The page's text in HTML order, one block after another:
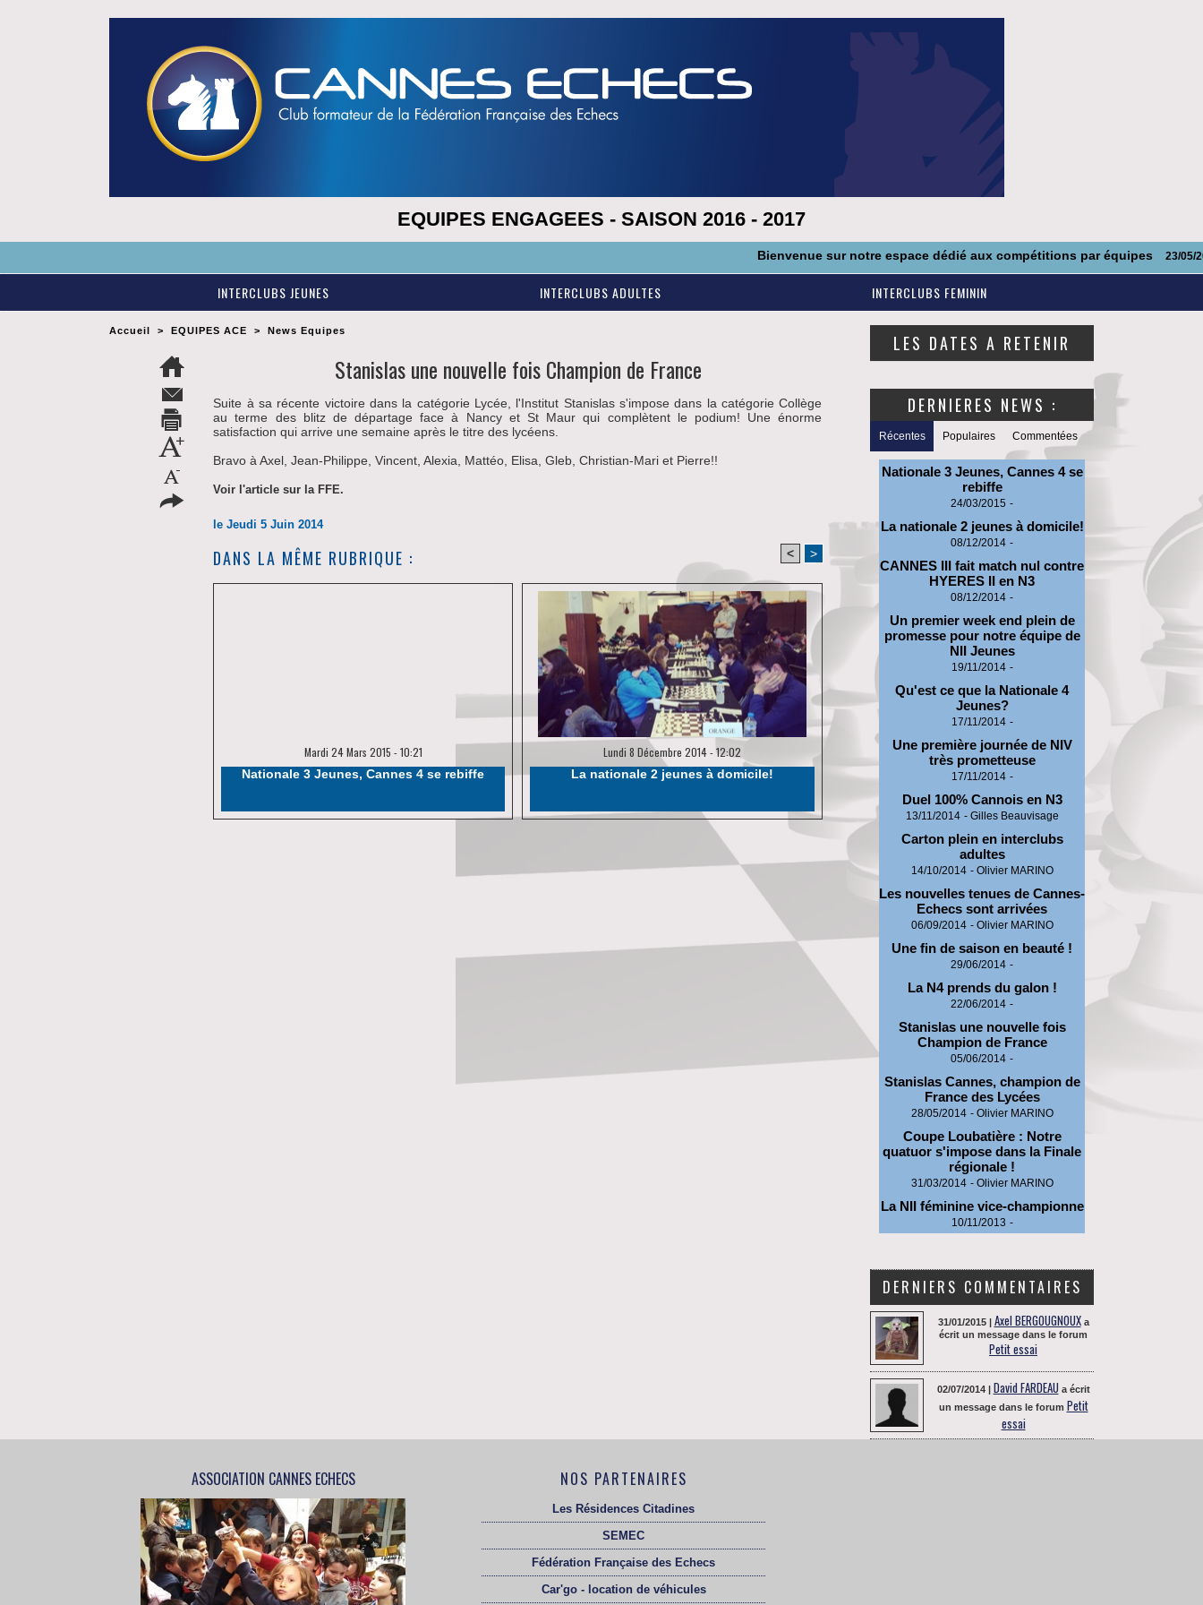
EQUIPES ENGAGEES - SAISON 2016 - 2017
Bienvenue sur notre espace dédié aux compétitions par équipes 23/05/2014
INTERCLUBS JEUNES INTERCLUBS ADULTES INTERCLUBS FEMININ
Accueil > EQUIPES ACE > News Equipes
Stanislas une nouvelle fois Champion de France
Suite à sa récente victoire dans la catégorie Lycée, l'Institut Stanislas s'impose dans la catégorie Collège
au terme des blitz de départage face à Nancy et St Maur qui complètent le podium! Une énorme
satisfaction qui arrive une semaine après le titre des lycéens.
Bravo à Axel, Jean-Philippe, Vincent, Alexia, Mattéo, Elisa, Gleb, Christian-Mari et Pierre!!
Voir l'article sur la FFE.
le Jeudi 5 Juin 2014
DANS LA MÊME RUBRIQUE : < >
Mardi 24 Mars 2015 - 10:21
Nationale 3 Jeunes, Cannes 4 se rebiffe
Lundi 8 Décembre 2014 - 12:02
La nationale 2 jeunes à domicile!
LES DATES A RETENIR
DERNIERES NEWS :
Récentes Populaires Commentées
Nationale 3 Jeunes, Cannes 4 se
rebiffe
24/03/2015 -
La nationale 2 jeunes à domicile!
08/12/2014 -
CANNES III fait match nul contre
HYERES II en N3
08/12/2014 -
Un premier week end plein de
promesse pour notre équipe de
NII Jeunes
19/11/2014 -
Qu'est ce que la Nationale 4
Jeunes?
17/11/2014 -
Une première journée de NIV
très prometteuse
17/11/2014 -
Duel 100% Cannois en N3
13/11/2014 - Gilles Beauvisage
Carton plein en interclubs
adultes
14/10/2014 - Olivier MARINO
Les nouvelles tenues de Cannes-
Echecs sont arrivées
06/09/2014 - Olivier MARINO
Une fin de saison en beauté !
29/06/2014 -
La N4 prends du galon !
22/06/2014 -
Stanislas une nouvelle fois
Champion de France
05/06/2014 -
Stanislas Cannes, champion de
France des Lycées
28/05/2014 - Olivier MARINO
Coupe Loubatière : Notre
quatuor s'impose dans la Finale
régionale !
31/03/2014 - Olivier MARINO
La NII féminine vice-championne
10/11/2013 -
DERNIERS COMMENTAIRES
31/01/2015 | Axel BERGOUGNOUXa
écrit un message dans le forum
Petit essai
02/07/2014 | David FARDEAU a écrit
un message dans le forum Petit
essai
ASSOCIATION CANNES ECHECS NOS PARTENAIRES
Les Résidences Citadines
SEMEC
Fédération Française des Echecs
Car'go - location de véhicules